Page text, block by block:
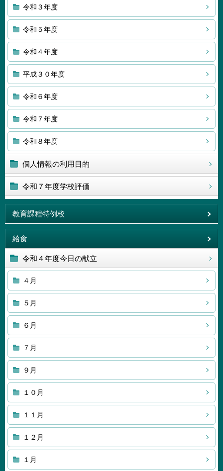
令和３年度
令和５年度
令和４年度
平成３０年度
令和６年度
令和７年度
令和８年度
個人情報の利用目的
令和７年度学校評価
教育課程特例校
給食
令和４年度今日の献立
４月
５月
６月
７月
９月
１０月
１１月
１２月
１月